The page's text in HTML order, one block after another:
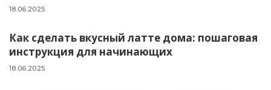
18.06.2025
Как сделать вкусный латте дома: пошаговая
инструкция для начинающих
18.06.2025